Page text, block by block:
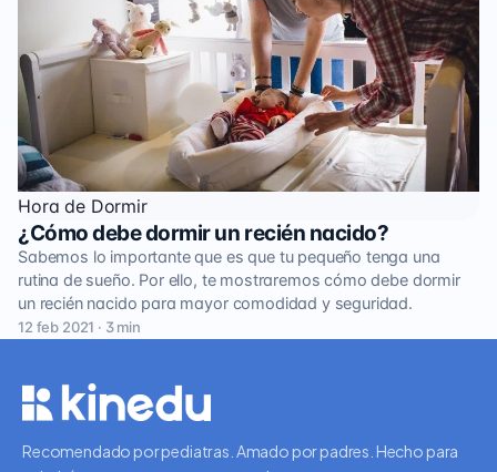
Hora de Dormir
¿Cómo debe dormir un recién nacido?
Sabemos lo importante que es que tu pequeño tenga una
rutina de sueño. Por ello, te mostraremos cómo debe dormir
un recién nacido para mayor comodidad y seguridad.
12 feb 2021 · 3 min
Recomendado por pediatras. Amado por padres. Hecho para